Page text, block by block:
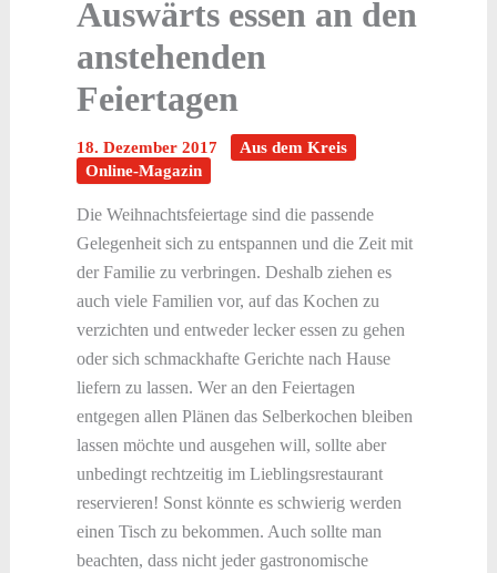
Auswärts essen an den
anstehenden
Feiertagen
18. Dezember 2017
Aus dem Kreis
Online-Magazin
Die Weihnachtsfeiertage sind die passende
Gelegenheit sich zu entspannen und die Zeit mit
der Familie zu verbringen. Deshalb ziehen es
auch viele Familien vor, auf das Kochen zu
verzichten und entweder lecker essen zu gehen
oder sich schmackhafte Gerichte nach Hause
liefern zu lassen. Wer an den Feiertagen
entgegen allen Plänen das Selberkochen bleiben
lassen möchte und ausgehen will, sollte aber
unbedingt rechtzeitig im Lieblingsrestaurant
reservieren! Sonst könnte es schwierig werden
einen Tisch zu bekommen. Auch sollte man
beachten, dass nicht jeder gastronomische